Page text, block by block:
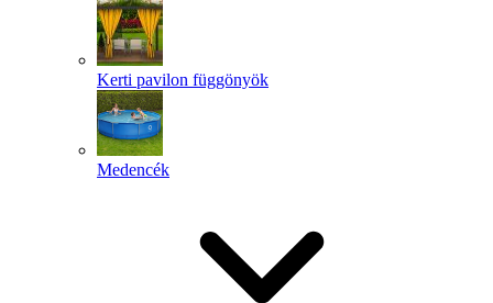
Kerti pavilon függönyök
Medencék